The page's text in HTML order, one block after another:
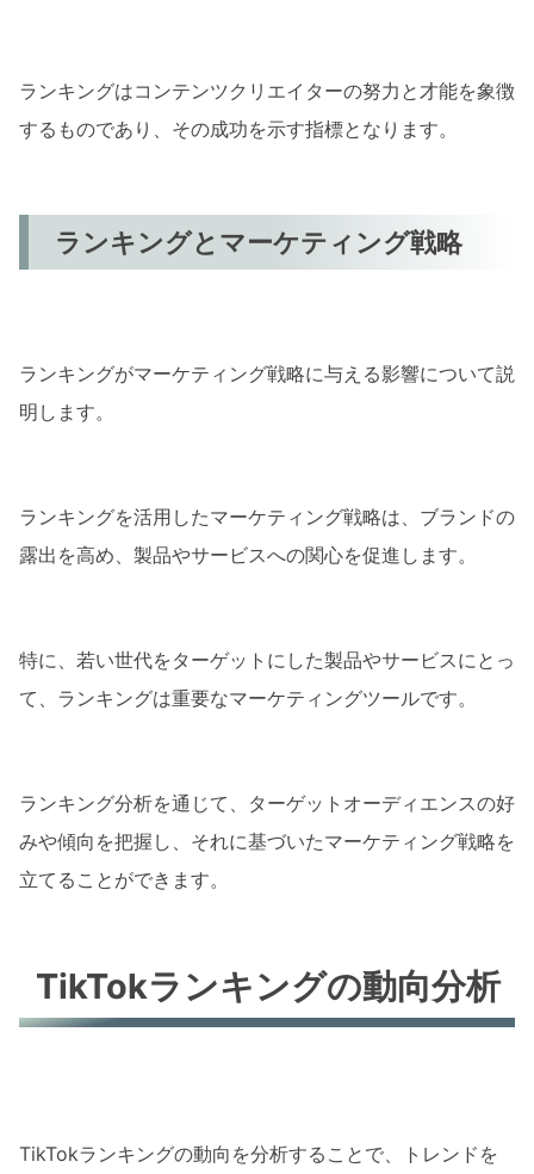
ランキングはコンテンツクリエイターの努力と才能を象徴
するものであり、その成功を示す指標となります。
ランキングとマーケティング戦略
ランキングがマーケティング戦略に与える影響について説
明します。
ランキングを活用したマーケティング戦略は、ブランドの
露出を高め、製品やサービスへの関心を促進します。
特に、若い世代をターゲットにした製品やサービスにとっ
て、ランキングは重要なマーケティングツールです。
ランキング分析を通じて、ターゲットオーディエンスの好
みや傾向を把握し、それに基づいたマーケティング戦略を
立てることができます。
TikTokランキングの動向分析
TikTokランキングの動向を分析することで、トレンドを